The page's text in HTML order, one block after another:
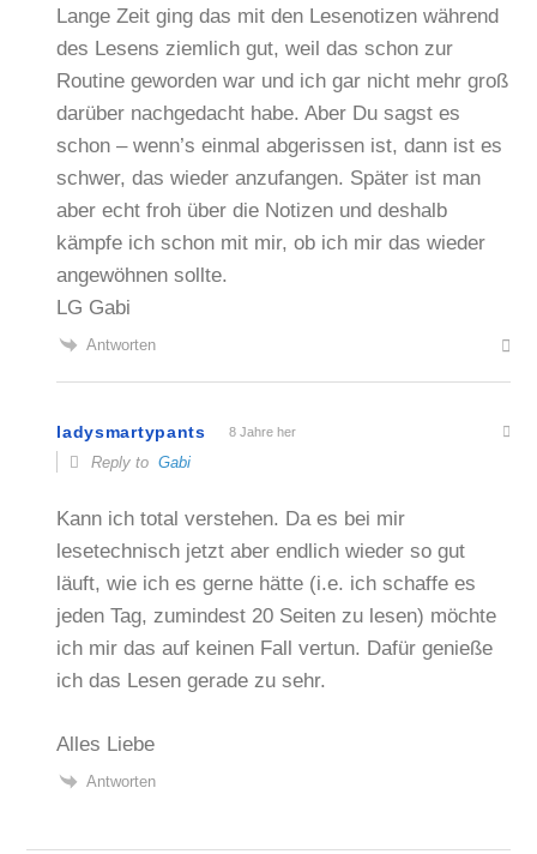
Lange Zeit ging das mit den Lesenotizen während
des Lesens ziemlich gut, weil das schon zur
Routine geworden war und ich gar nicht mehr groß
darüber nachgedacht habe. Aber Du sagst es
schon – wenn’s einmal abgerissen ist, dann ist es
schwer, das wieder anzufangen. Später ist man
aber echt froh über die Notizen und deshalb
kämpfe ich schon mit mir, ob ich mir das wieder
angewöhnen sollte.
LG Gabi
Antworten
ladysmartypants 8 Jahre her
Reply toGabi
Kann ich total verstehen. Da es bei mir
lesetechnisch jetzt aber endlich wieder so gut
läuft, wie ich es gerne hätte (i.e. ich schaffe es
jeden Tag, zumindest 20 Seiten zu lesen) möchte
ich mir das auf keinen Fall vertun. Dafür genieße
ich das Lesen gerade zu sehr.
Alles Liebe
Antworten